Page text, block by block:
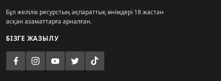
Бұл желілік ресурстың ақпараттық өнімдері 18 жастан
асқан азаматтарға арналған.
БІЗГЕ ЖАЗЫЛУ